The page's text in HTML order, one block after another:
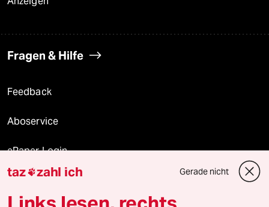
Fragen & Hilfe
Feedback
Aboservice
ePaper Login
Downloads für Abonnierende
taz zahl ich Gerade nicht